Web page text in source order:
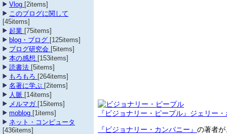
『ビジョナリー・ピープル』ジェリー
『ビジョナリー・カンパニー』 の著者
Vlog [2items]
このブログに関して
[45items]
起業 [75items]
blog・ブログ [125items]
ブログ研究会 [5items]
本の感想 [153items]
読書法 [5items]
もろもろ [264items]
名著に学ぶ [2items]
人脈 [14items]
メルマガ [15items]
moblog [1items]
ネット・コンピュータ
[436items]